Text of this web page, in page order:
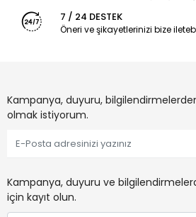
7 / 24 DESTEK
Öneri ve şikayetlerinizi bize
Kampanya, duyuru,
olmak istiyorum.
Kampanya, duyuru ve
için kayıt olun.